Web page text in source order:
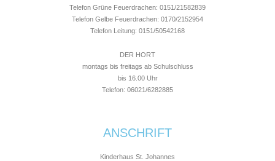
Telefon Grüne Feuerdrachen: 0151/21582839
Telefon Gelbe Feuerdrachen: 0170/2152954
Telefon Leitung: 0151/50542168
DER HORT
montags bis freitags ab Schulschluss
bis 16.00 Uhr
Telefon: 06021/6282885
ANSCHRIFT
Kinderhaus St. Johannes